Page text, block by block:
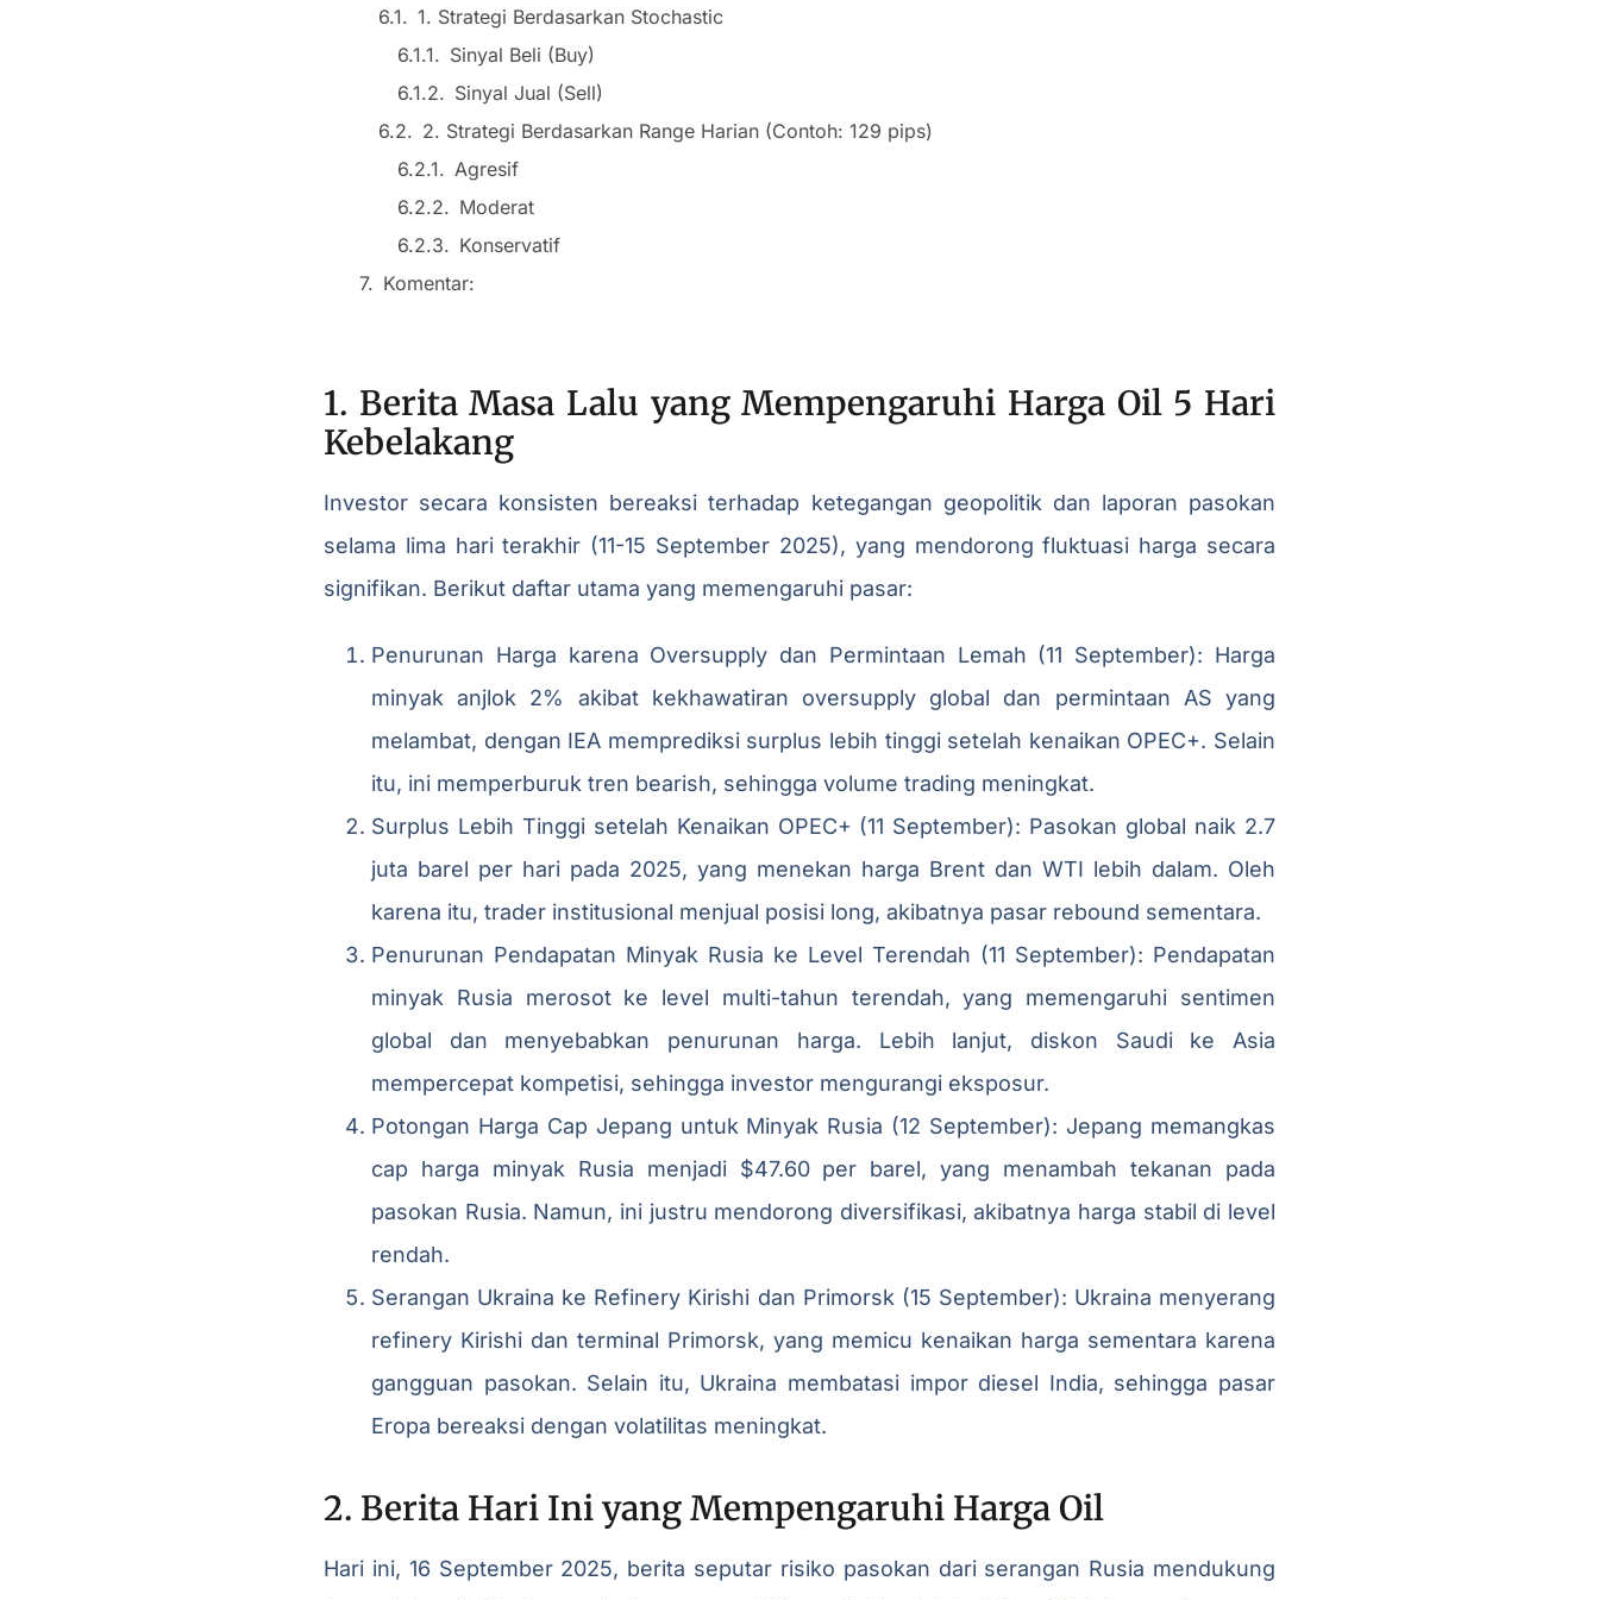
1. Strategi Berdasarkan Stochastic
Sinyal Beli (Buy)
Sinyal Jual (Sell)
2. Strategi Berdasarkan Range Harian (Contoh: 129 pips)
Agresif
Moderat
Konservatif
Komentar:
1. Berita Masa Lalu yang Mempengaruhi Harga Oil 5 Hari
Kebelakang
Investor secara konsisten bereaksi terhadap ketegangan geopolitik dan laporan pasokan
selama lima hari terakhir (11-15 September 2025), yang mendorong fluktuasi harga secara
signifikan. Berikut daftar utama yang memengaruhi pasar:
Penurunan Harga karena Oversupply dan Permintaan Lemah (11 September): Harga
minyak anjlok 2% akibat kekhawatiran oversupply global dan permintaan AS yang
melambat, dengan IEA memprediksi surplus lebih tinggi setelah kenaikan OPEC+. Selain
itu, ini memperburuk tren bearish, sehingga volume trading meningkat.
Surplus Lebih Tinggi setelah Kenaikan OPEC+ (11 September): Pasokan global naik 2.7
juta barel per hari pada 2025, yang menekan harga Brent dan WTI lebih dalam. Oleh
karena itu, trader institusional menjual posisi long, akibatnya pasar rebound sementara.
Penurunan Pendapatan Minyak Rusia ke Level Terendah (11 September): Pendapatan
minyak Rusia merosot ke level multi-tahun terendah, yang memengaruhi sentimen
global dan menyebabkan penurunan harga. Lebih lanjut, diskon Saudi ke Asia
mempercepat kompetisi, sehingga investor mengurangi eksposur.
Potongan Harga Cap Jepang untuk Minyak Rusia (12 September): Jepang memangkas
cap harga minyak Rusia menjadi $47.60 per barel, yang menambah tekanan pada
pasokan Rusia. Namun, ini justru mendorong diversifikasi, akibatnya harga stabil di level
rendah.
Serangan Ukraina ke Refinery Kirishi dan Primorsk (15 September): Ukraina menyerang
refinery Kirishi dan terminal Primorsk, yang memicu kenaikan harga sementara karena
gangguan pasokan. Selain itu, Ukraina membatasi impor diesel India, sehingga pasar
Eropa bereaksi dengan volatilitas meningkat.
2. Berita Hari Ini yang Mempengaruhi Harga Oil
Hari ini, 16 September 2025, berita seputar risiko pasokan dari serangan Rusia mendukung